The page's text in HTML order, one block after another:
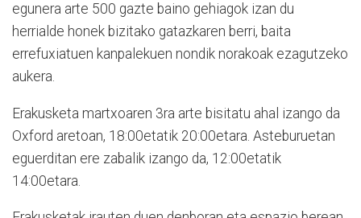
egunera arte 500 gazte baino gehiagok izan du
herrialde honek bizitako gatazkaren berri, baita
errefuxiatuen kanpalekuen nondik norakoak ezagutzeko
aukera.
Erakusketa martxoaren 3ra arte bisitatu ahal izango da
Oxford aretoan, 18:00etatik 20:00etara. Asteburuetan
eguerditan ere zabalik izango da, 12:00etatik
14:00etara.